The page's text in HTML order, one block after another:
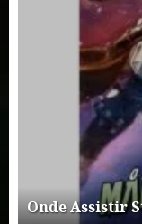
Onde Assistir